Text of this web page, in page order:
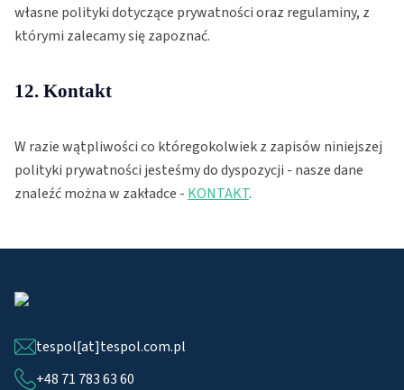
własne polityki dotyczące prywatności oraz regulaminy, z
którymi zalecamy się zapoznać.
12. Kontakt
W razie wątpliwości co któregokolwiek z zapisów niniejszej
polityki prywatności jesteśmy do dyspozycji - nasze dane
znaleźć można w zakładce - KONTAKT.
tespol[at]tespol.com.pl
+48 71 783 63 60